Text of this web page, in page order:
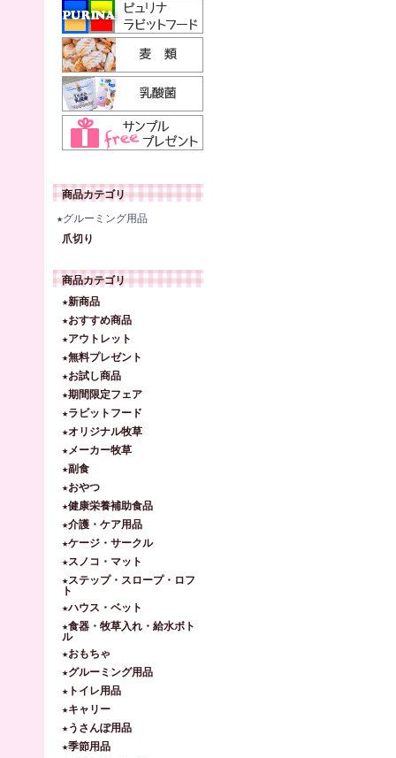
商品カテゴリ
★グルーミング用品
爪切り
商品カテゴリ
★新商品
★おすすめ商品
★アウトレット
★無料プレゼント
★お試し商品
★期間限定フェア
★ラビットフード
★オリジナル牧草
★メーカー牧草
★副食
★おやつ
★健康栄養補助食品
★介護・ケア用品
★ケージ・サークル
★スノコ・マット
★ステップ・スロープ・ロフ
ト
★ハウス・ベット
★食器・牧草入れ・給水ボト
ル
★おもちゃ
★グルーミング用品
★トイレ用品
★キャリー
★うさんぽ用品
★季節用品